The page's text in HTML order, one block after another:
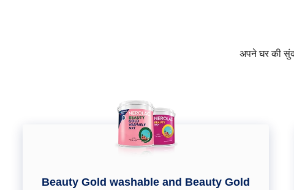
अपने घर की
Beauty Gold washable and Beauty Gold